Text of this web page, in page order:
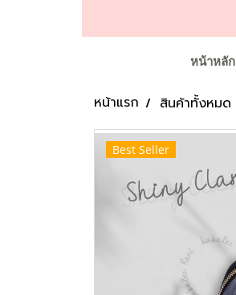
หน้าหลัก
หน้าแรก สินค้าทั้งหมด
Best Seller